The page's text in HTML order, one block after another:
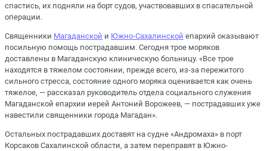
спастись, их подняли на борт судов, участвовавших в спасательной
операции.
Священники Магаданской и Южно-Сахалинской епархий оказывают
посильную помощь пострадавшим. Сегодня трое моряков
доставлены в Магаданскую клиническую больницу. «Все трое
находятся в тяжелом состоянии, прежде всего, из-за пережитого
сильного стресса, состояние одного моряка оценивается как очень
тяжелое, — рассказал руководитель отдела социального служения
Магаданской епархии иерей Антоний Ворожеев, — пострадавших уже
навестили священники города Магадан».
Остальных пострадавших доставят на судне «Андромаха» в порт
Корсаков Сахалинской области, а затем переправят в Южно-